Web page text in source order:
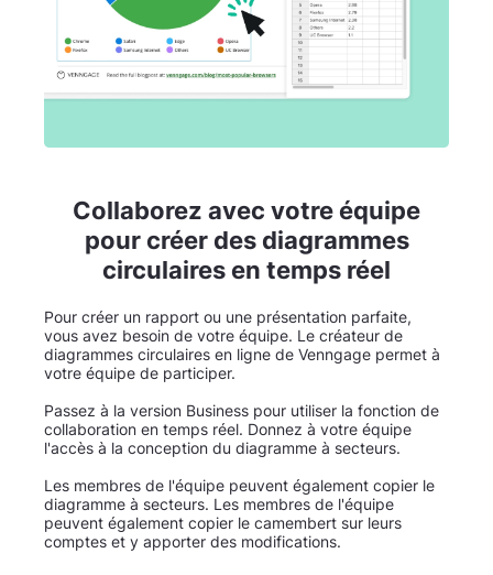
Collaborez avec votre équipe
pour créer des diagrammes
circulaires en temps réel
Pour créer un rapport ou une présentation parfaite,
vous avez besoin de votre équipe. Le créateur de
diagrammes circulaires en ligne de Venngage permet à
votre équipe de participer.
Passez à la version Business pour utiliser la fonction de
collaboration en temps réel. Donnez à votre équipe
l'accès à la conception du diagramme à secteurs.
Les membres de l'équipe peuvent également copier le
diagramme à secteurs. Les membres de l'équipe
peuvent également copier le camembert sur leurs
comptes et y apporter des modifications.